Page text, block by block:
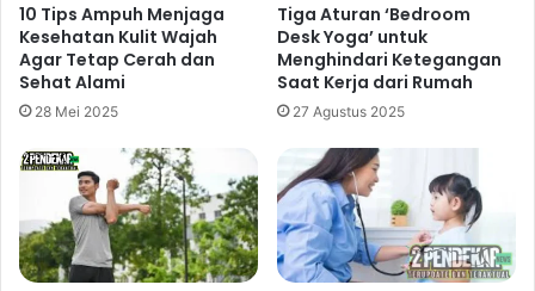
10 Tips Ampuh Menjaga
Kesehatan Kulit Wajah
Agar Tetap Cerah dan
Sehat Alami
28 Mei 2025
Tiga Aturan ‘Bedroom
Desk Yoga’ untuk
Menghindari Ketegangan
Saat Kerja dari Rumah
27 Agustus 2025